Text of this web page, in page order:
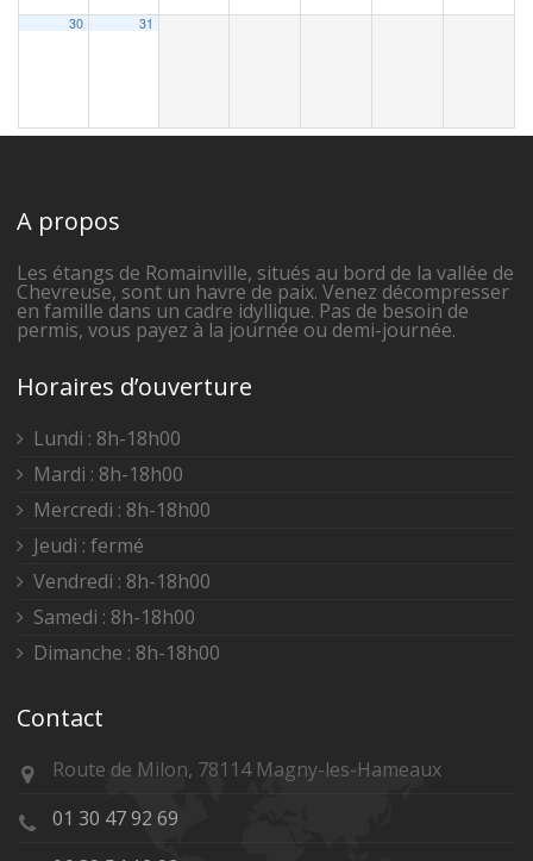
30 31
A propos
Les étangs de Romainville, situés au bord de la vallée de
Chevreuse, sont un havre de paix. Venez décompresser
en famille dans un cadre idyllique. Pas de besoin de
permis, vous payez à la journée ou demi-journée.
Horaires d’ouverture
Lundi : 8h-18h00
Mardi : 8h-18h00
Mercredi : 8h-18h00
Jeudi : fermé
Vendredi : 8h-18h00
Samedi : 8h-18h00
Dimanche : 8h-18h00
Contact
Route de Milon, 78114 Magny-les-Hameaux
01 30 47 92 69